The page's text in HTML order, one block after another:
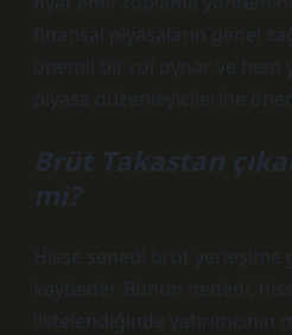
finansal piyasaların genel
önemli bir rol oynar ve hem
piyasa düzenleyicilerine
Brüt Takastan
mi?
Hisse senedi brüt yerleşime
kaybeder. Bunun nedeni,
listelendiğinde yatırımcının